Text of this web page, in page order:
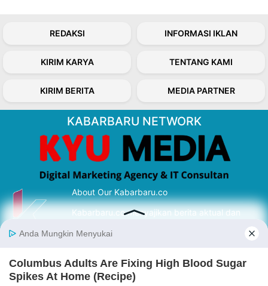
REDAKSI INFORMASI IKLAN
KIRIM KARYA TENTANG KAMI
KIRIM BERITA MEDIA PARTNER
KABARBARU NETWORK
About Our Kabarbaru.co
Kabarbaru.co menyajikan berita aktual dan
serta terverifikasi dari sumber yang tepat.
Follow Kabarbaru